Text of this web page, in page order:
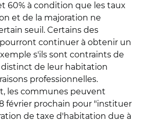
60% à condition que les taux
et de la majoration ne
seuil. Certains des
continuer à obtenir un
s'ils sont contraints de
de leur habitation
professionnelles.
les communes peuvent
février prochain pour "instituer
de taxe d'habitation due à